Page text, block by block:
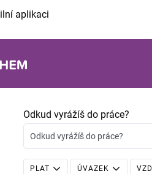
aplikaci
Odkud vyrážíš do práce?
Odkud vyrážíš do práce?
PLAT ÚVAZEK